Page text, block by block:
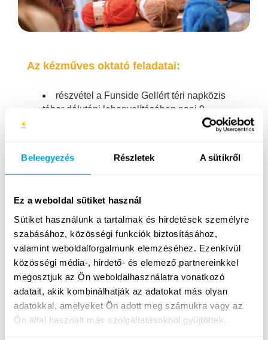
Beleegyezés Részletek A sütikről
Ez a weboldal sütiket használ
Sütiket használunk a tartalmak és hirdetések személyre
szabásához, közösségi funkciók biztosításához,
valamint weboldalforgalmunk elemzéséhez. Ezenkívül
közösségi média-, hirdető- és elemező partnereinkkel
megosztjuk az Ön weboldalhasználatra vonatkozó
adatait, akik kombinálhatják az adatokat más olyan
adatokkal, amelyeket Ön adott meg számukra vagy az
Ön által használt más szolgáltatásokból gyűjtöttek.
Az kézműves oktató feladatai:
részvétel a Funside Gellért téri napközis
tábor délutáni lebonyolításában napi 9
megadott kerettéma alapján
a tábor lebonyolításában való aktív
játékok stb.)
Munkavégzés részletei:
Időpontok: 2026. június 22. és augusztus
28. között, heti turnusokban (hétfőtől
péntekig,
megfelelő heteket a jelentkezési lapon tudod
bejelölni.